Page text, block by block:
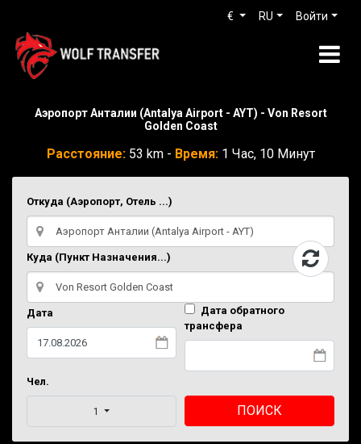
Войти
RU
€
Аэропорт Анталии (Antalya Airport - AYT) - Von Resort
Golden Coast
Расстояние:53 km - Время:1 Час, 10 Минут
Откуда (Аэропорт, Отель ...)
Куда (Пункт Назначения...)
Дата
Дата обратного
трансфера
Чел.
1 ПОИСК